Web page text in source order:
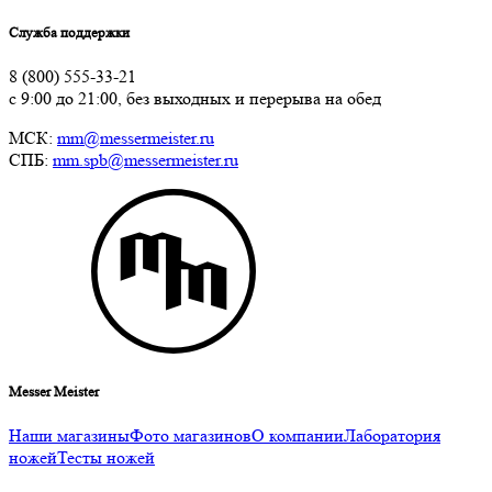
Служба поддержки
8 (800) 555-33-21
с 9:00 до 21:00, без выходных и перерыва на обед
МСК: mm@messermeister.ru
СПБ: mm.spb@messermeister.ru
Messer Meister
Наши магазиныФото магазиновО компанииЛаборатория
ножейТесты ножей